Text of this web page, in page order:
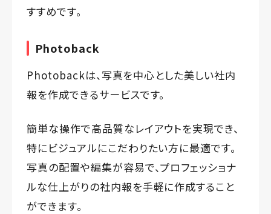
すすめです。
Photoback
Photobackは、写真を中心とした美しい社内
報を作成できるサービスです。
簡単な操作で高品質なレイアウトを実現でき、
特にビジュアルにこだわりたい方に最適です。
写真の配置や編集が容易で、プロフェッショナ
ルな仕上がりの社内報を手軽に作成すること
ができます。